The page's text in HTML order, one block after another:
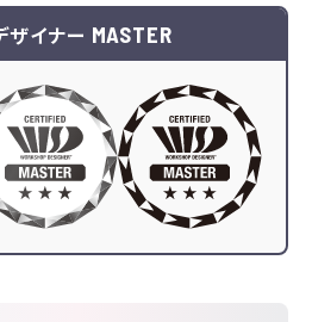
ザイナー MASTER